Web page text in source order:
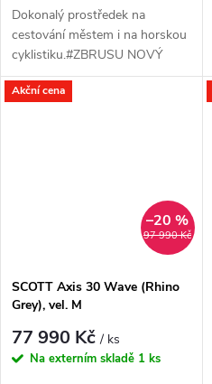
Dokonalý prostředek na
cestování městem i na horskou
cyklistiku.#ZBRUSU NOVÝ
SCOTT AXIS eRIDE vybaven
nejnovějším motorem Bosch
Akční cena
97 990 Kč
–20 %
SCOTT Axis 30 Wave (Rhino
Grey), vel. M
77 990 Kč/ ks
Na externím skladě 1 ks